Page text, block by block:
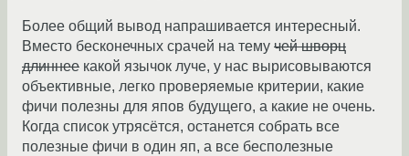
Более общий вывод напрашивается интересный.
Вместо бесконечных срачей на тему чей шворц
длиннее какой язычок луче, у нас вырисовываются
объективные, легко проверяемые критерии, какие
фичи полезны для япов будущего, а какие не очень.
Когда список утрясётся, останется собрать все
полезные фичи в один яп, а все бесполезные